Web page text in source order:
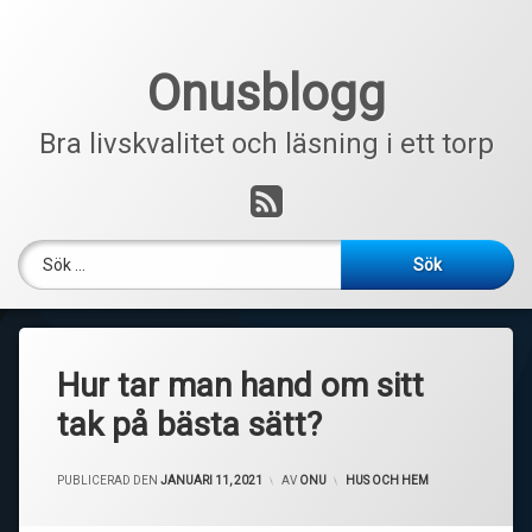
Onusblogg
Bra livskvalitet och läsning i ett torp
RSS
Hur tar man hand om sitt
tak på bästa sätt?
PUBLICERAD DEN JANUARI 11, 2021 AV ONU KATEGORIER:
HUS OCH HEM